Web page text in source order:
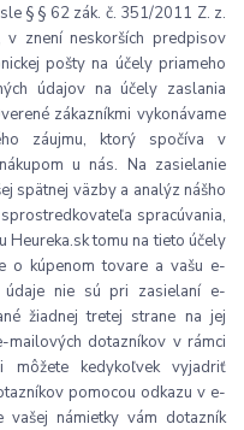
§ § 62 zák. č. 351/2011 Z. z.
v znení neskorších predpisov
pošty na účely priameho
údajov na účely zaslania
zákazníkmi vykonávame
záujmu, ktorý spočíva v
u nás. Na zasielanie
spätnej väzby a analýz nášho
spracúvania,
tomu na tieto účely
o kúpenom tovare a vašu e-
údaje nie sú pri zasielaní e-
žiadnej tretej strane na jej
mailových dotazníkov v rámci
môžete kedykoľvek vyjadriť
pomocou odkazu v e-
námietky vám dotazník